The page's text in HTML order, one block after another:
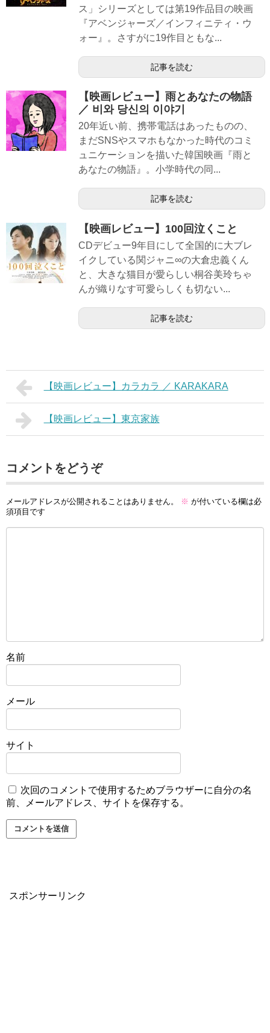
ス」シリーズとしては第19作品目の映画
『アベンジャーズ／インフィニティ・ウ
ォー』。さすがに19作目ともな...
記事を読む
【映画レビュー】雨とあなたの物語
／ 비와 당신의 이야기
20年近い前、携帯電話はあったものの、
まだSNSやスマホもなかった時代のコミ
ュニケーションを描いた韓国映画『雨と
あなたの物語』。小学時代の同...
記事を読む
【映画レビュー】100回泣くこと
CDデビュー9年目にして全国的に大ブレ
イクしている関ジャニ∞の大倉忠義くん
と、大きな猫目が愛らしい桐谷美玲ちゃ
んが織りなす可愛らしくも切ない...
記事を読む
【映画レビュー】カラカラ ／ KARAKARA
【映画レビュー】東京家族
コメントをどうぞ
メールアドレスが公開されることはありません。 ※ が付いている欄は必
須項目です
名前
メール
サイト
次回のコメントで使用するためブラウザーに自分の名
前、メールアドレス、サイトを保存する。
スポンサーリンク